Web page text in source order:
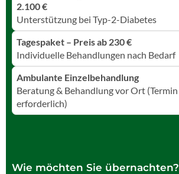
2.100 €
Unterstützung bei Typ-2-Diabetes
Tagespaket – Preis ab 230 €
Individuelle Behandlungen nach Bedarf
Ambulante Einzelbehandlung
Beratung & Behandlung vor Ort (Termin
erforderlich)
Wie möchten Sie übernachten?